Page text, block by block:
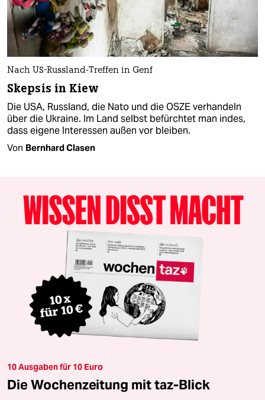
Nach US-Russland-Treffen in Genf
Skepsis in Kiew
Die USA, Russland, die Nato und die OSZE verhandeln
über die Ukraine. Im Land selbst befürchtet man indes,
dass eigene Interessen außen vor bleiben.
Von Bernhard Clasen
10 Ausgaben für 10 Euro
Die Wochenzeitung mit taz-Blick